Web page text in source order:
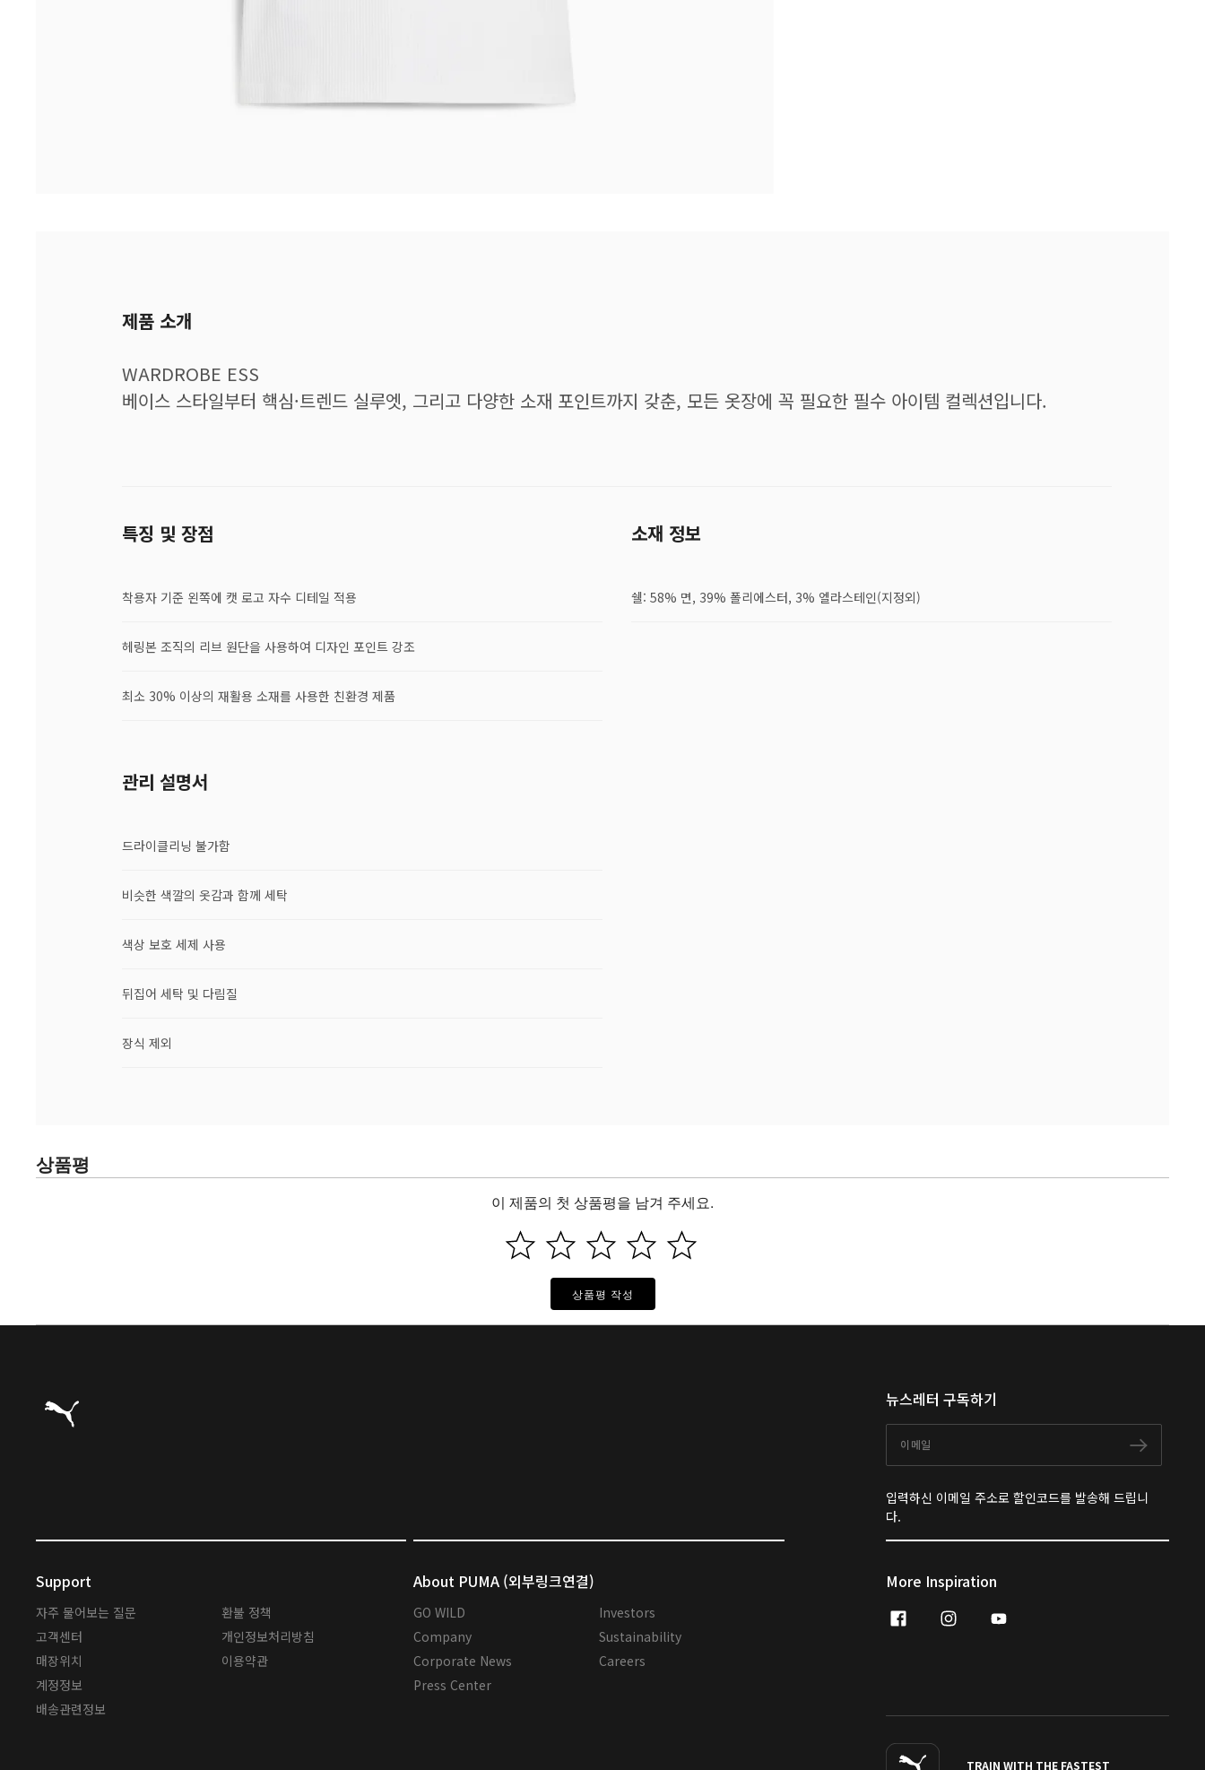
제품 소개
WARDROBE ESS
베이스 스타일부터 핵심·트렌드 실루엣, 그리고 다양한 소재 포인트까지 갖춘, 모든 옷장에 꼭 필요한 필수 아이템 컬렉션입니다.
특징 및 장점
착용자 기준 왼쪽에 캣 로고 자수 디테일 적용
헤링본 조직의 리브 원단을 사용하여 디자인 포인트 강조
최소 30% 이상의 재활용 소재를 사용한 친환경 제품
소재 정보
쉘: 58% 면, 39% 폴리에스터, 3% 엘라스테인(지정외)
관리 설명서
드라이클리닝 불가함
비슷한 색깔의 옷감과 함께 세탁
색상 보호 세제 사용
뒤집어 세탁 및 다림질
장식 제외
상품평
이 제품의 첫 상품평을 남겨 주세요.
상품평 작성
푸마 홈
뉴스레터 구독하기
구독하
입력하신 이메일 주소로 할인코드를 발송해 드립니
다.
Support
자주 물어보는 질문
고객센터
매장위치
계정정보
배송관련정보
환불 정책
개인정보처리방침
이용약관
About PUMA (외부링크연결)
GO WILD
Company
Corporate News
Press Center
Investors
Sustainability
Careers
More Inspiration
facebookinstagram
youtube
TRAIN WITH THE FASTEST